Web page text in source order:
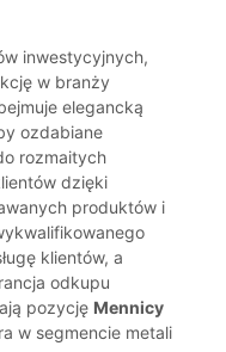
inwestycyjnych,
w branży
elegancką
ozdabiane
rozmaitych
dzięki
produktów i
klientów, a
odkupu
pozycję Mennicy
w segmencie metali